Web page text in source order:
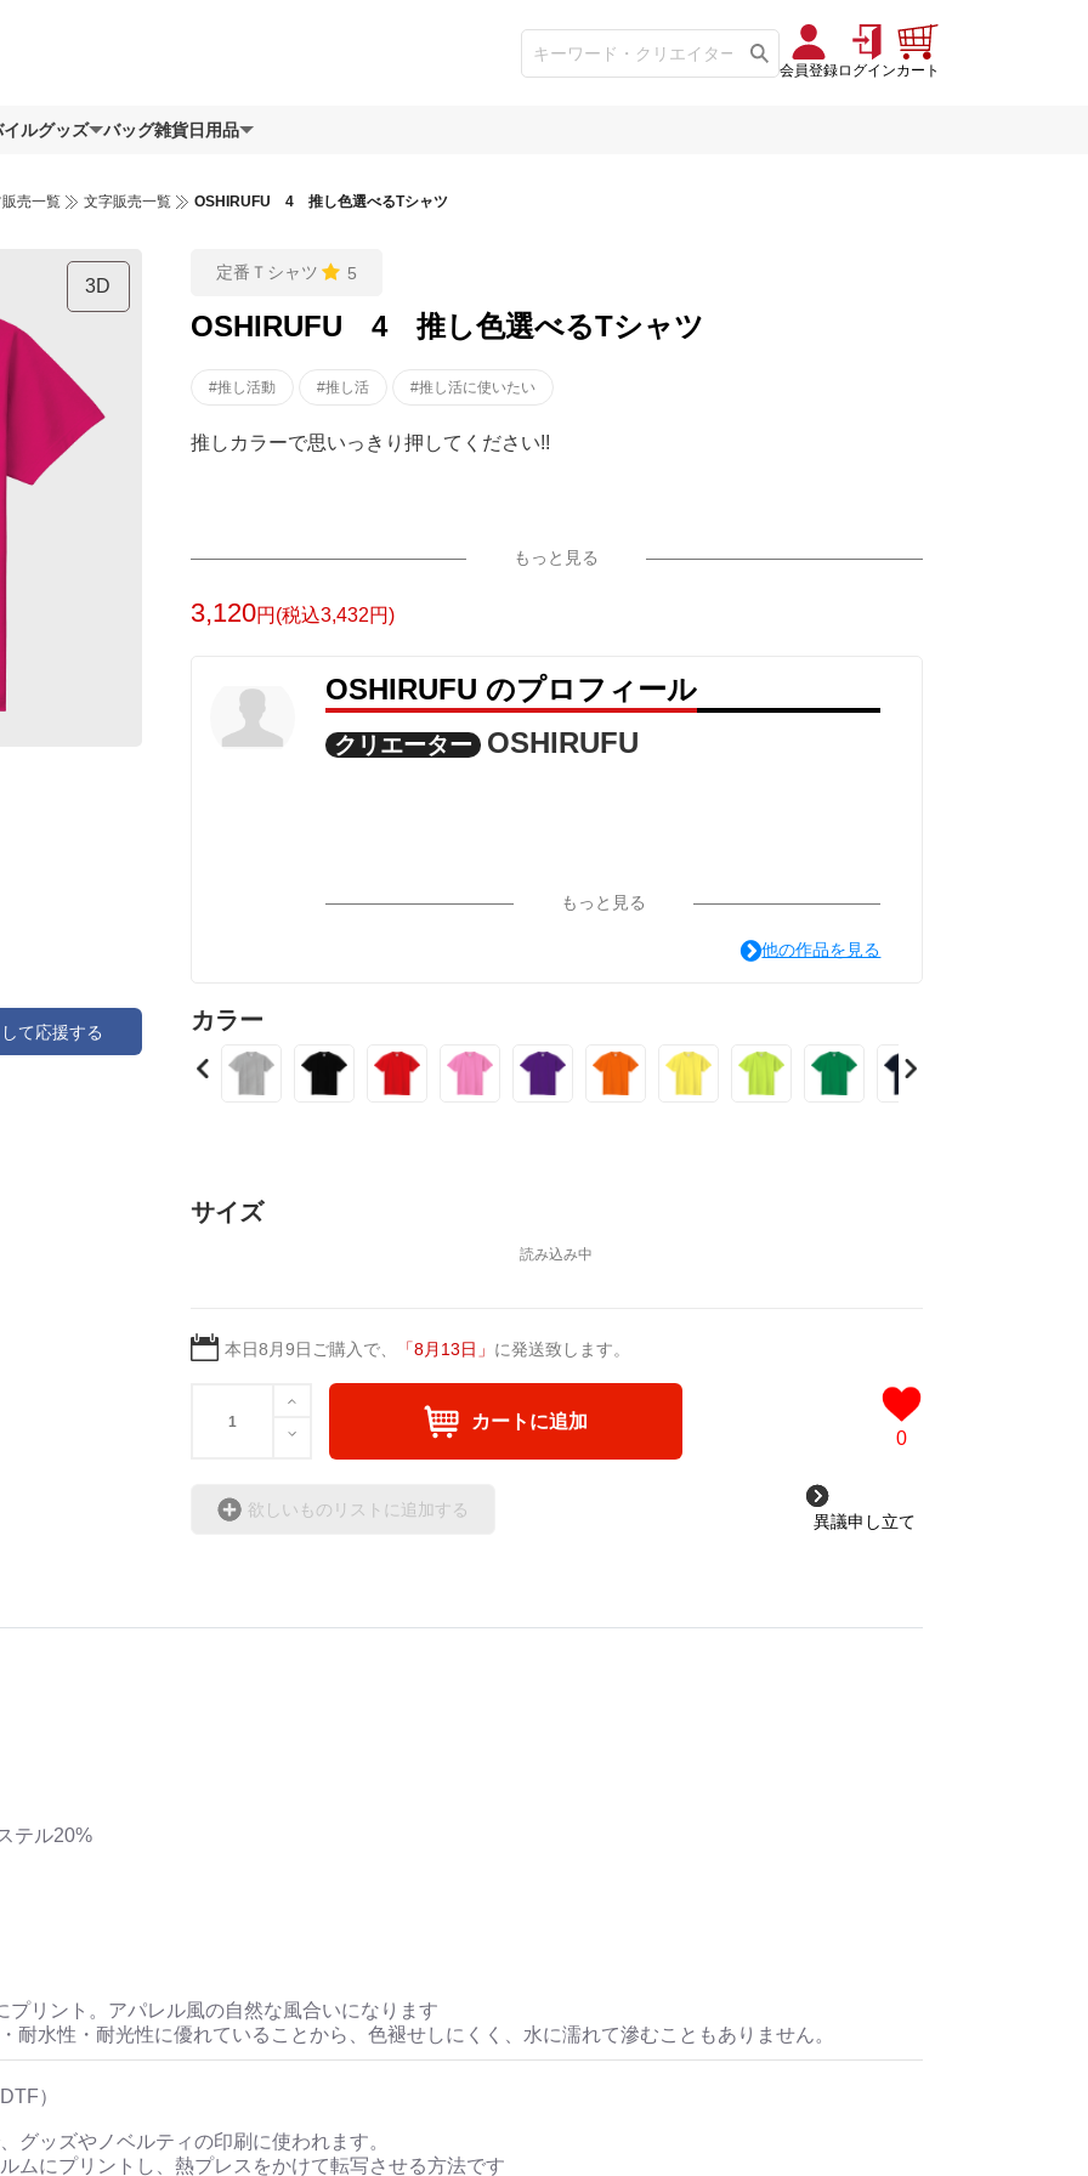
会員登録ログインカート
ルグッズ バッグ雑貨日用品
売一覧 文字販売一覧 OSHIRUFU 4 推し色選べるTシャツ
3D
て応援する
定番Ｔシャツ 5
OSHIRUFU 4 推し色選べるTシャツ
#推し活動 #推し活 #推し活に使いたい
推しカラーで思いっきり押してください!!
もっと見る
3,120円(税込3,432円)
OSHIRUFU のプロフィール
クリエーター OSHIRUFU
もっと見る
他の作品を見る
カラー
サイズ
本日8月9日 ご購入で、 「8月13日 」 に発送致します。
カートに追加
0
欲しいものリストに追加する
異議申し立て
テル20%
プリント。アパレル風の自然な風合いになります
耐水性・耐光性に優れていることから、色褪せしにくく、水に濡れて滲むこともありません。
）
グッズやノベルティの印刷に使われます。
ムにプリントし、熱プレスをかけて転写させる方法です